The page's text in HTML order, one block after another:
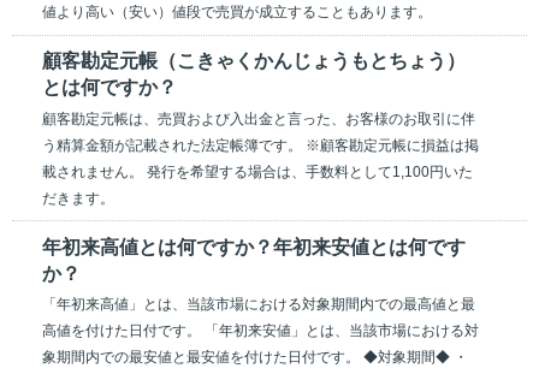
値より高い（安い）値段で売買が成立することもあります。
顧客勘定元帳（こきゃくかんじょうもとちょう）
とは何ですか？
顧客勘定元帳は、売買および入出金と言った、お客様のお取引に伴
う精算金額が記載された法定帳簿です。 ※顧客勘定元帳に損益は掲
載されません。 発行を希望する場合は、手数料として1,100円いた
だきます。
年初来高値とは何ですか？年初来安値とは何です
か？
「年初来高値」とは、当該市場における対象期間内での最高値と最
高値を付けた日付です。 「年初来安値」とは、当該市場における対
象期間内での最安値と最安値を付けた日付です。 ◆対象期間◆ ・